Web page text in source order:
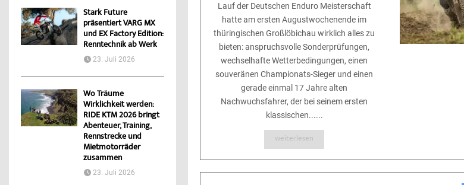
Lauf der Deutschen Enduro Meisterschaft
hatte am ersten Augustwochenende im
thüringischen Großlöbichau wirklich alles zu
bieten: anspruchsvolle Sonderprüfungen,
wechselhafte Wetterbedingungen, einen
souveränen Championats-Sieger und einen
gerade einmal 17 Jahre alten
Nachwuchsfahrer, der bei seinem ersten
klassischen......
weiterlesen
Stark Future
präsentiert VARG MX
und EX Factory Edition:
Renntechnik ab Werk
23. Juli 2026
Wo Träume
Wirklichkeit werden:
RIDE KTM 2026 bringt
Abenteuer, Training,
Rennstrecke und
Mietmotorräder
zusammen
23. Juli 2026